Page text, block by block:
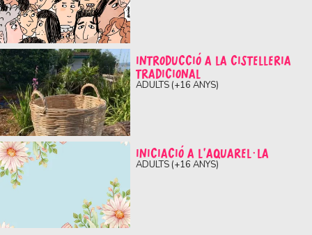
INTRODUCCIÓ A LA CISTELLERIA
TRADICIONAL
ADULTS (+16 ANYS)
INICIACIÓ A L’AQUAREL·LA
ADULTS (+16 ANYS)